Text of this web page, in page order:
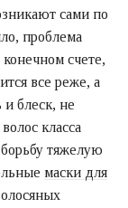
сами по
проблема
счете,
все реже, а
блеск, не
класса
тяжелую
маски для